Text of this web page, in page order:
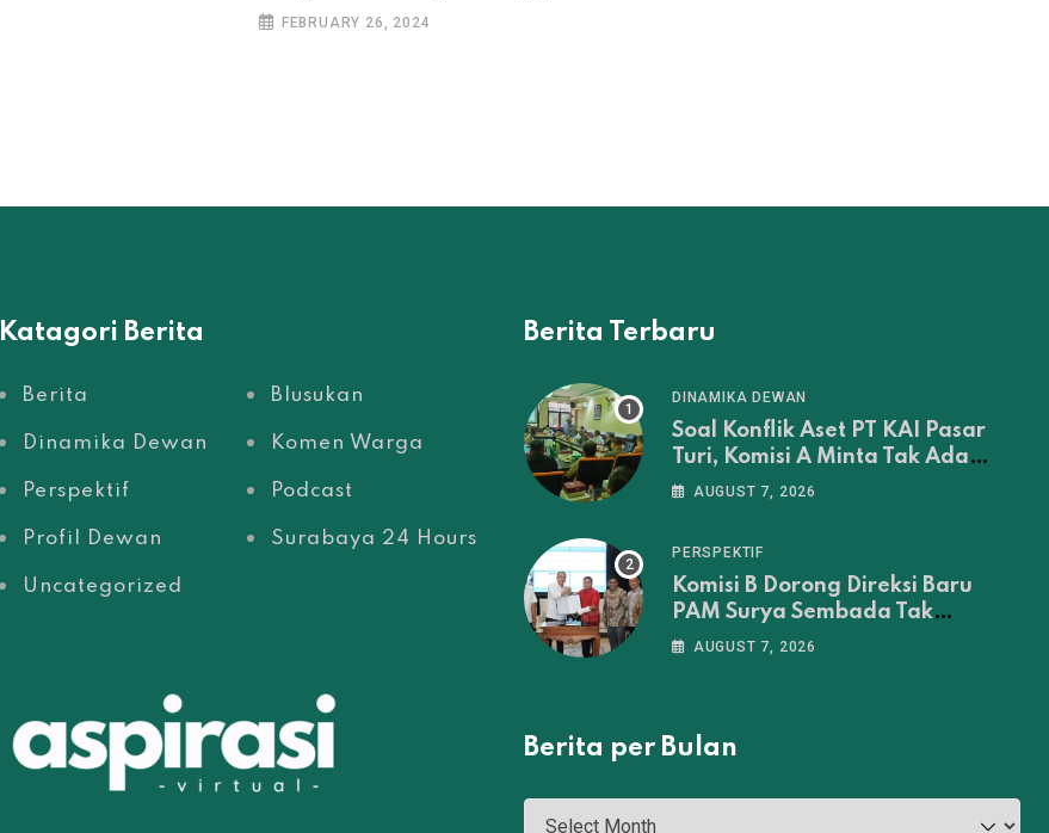
FEBRUARY 26, 2024
Katagori Berita
Berita Blusukan
Dinamika Dewan Komen Warga
Perspektif Podcast
Profil Dewan Surabaya 24 Hours
Uncategorized
Berita Terbaru
DINAMIKA DEWAN
Soal Konflik Aset PT KAI Pasar
Turi, Komisi A Minta Tak Ada
Penertiban Sebelum
AUGUST 7, 2026
PERSPEKTIF
Komisi B Dorong Direksi Baru
PAM Surya Sembada Tak
Sekadar Jadi Administrator‎
AUGUST 7, 2026
Berita per Bulan